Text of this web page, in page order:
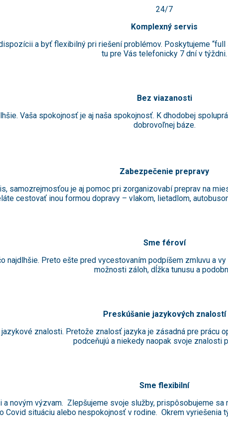
24/7
Komplexný servis
a byť flexibilný pri riešení problémov. Poskytujeme
tu pre Vás telefonicky 7 dní v týždni.
Bez viazanosti
Vaša spokojnosť je aj naša spokojnosť. K dhodobej
dobrovoľnej báze.
Zabezpečenie prepravy
samozrejmosťou je aj pomoc pri zorganizovabí preprav na
cestovať inou formou dopravy – vlakom, lietadlom,
Sme féroví
najdlhšie. Preto ešte pred vycestovaním podpíšem zmluvu a
možnosti záloh, dĺžka tunusu a
Preskúšanie jazykových znalostí
znalosti. Pretože znalosť jazyka je zásadná pre
podceňujú a niekedy naopak svoje znalosti
Sme flexibilní
novým výzvam. Zlepšujeme svoje služby, prispôsobujeme sa
Covid situáciu alebo nespokojnosť v rodine. Okrem